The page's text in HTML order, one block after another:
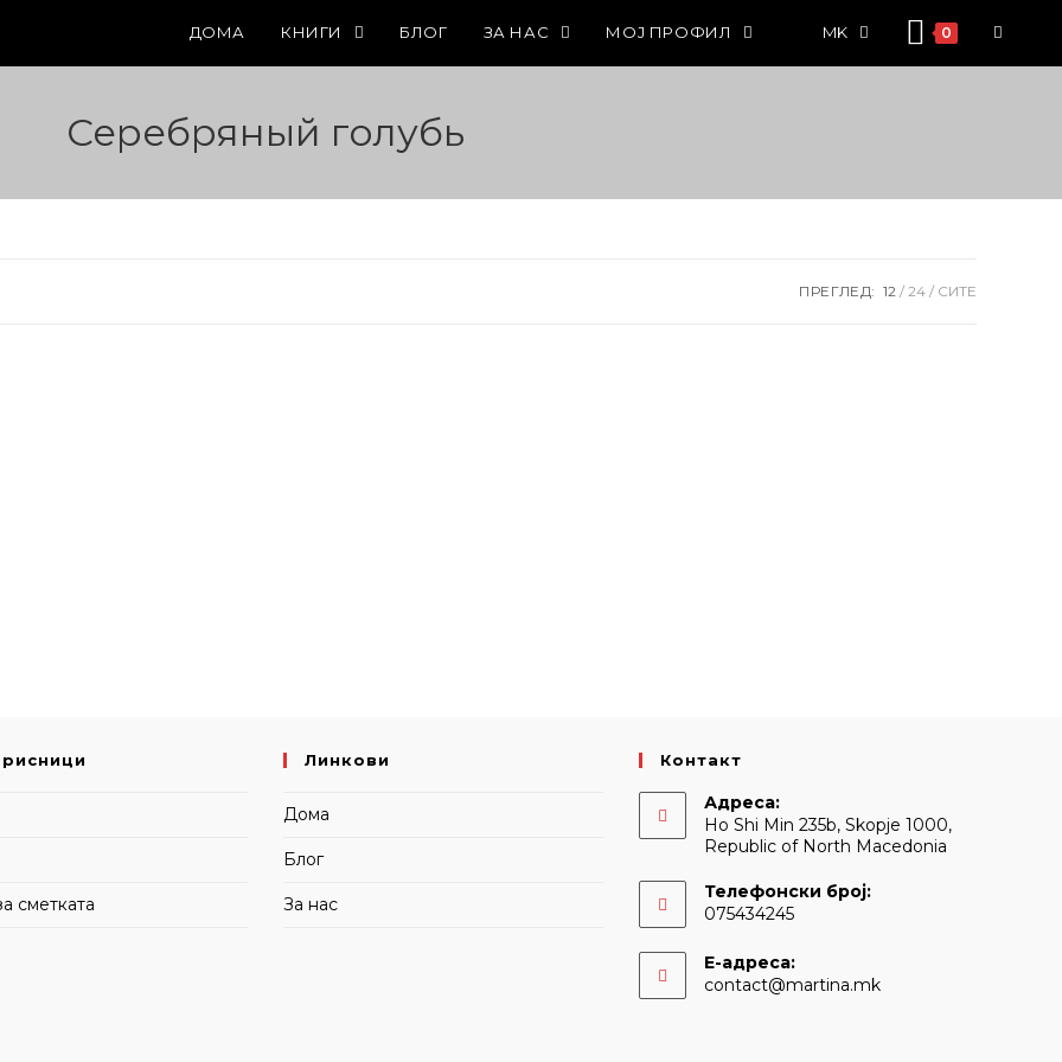
ДОМА КНИГИ БЛОГ ЗА НАС МОЈ ПРОФИЛ MK 0
Серебряный голубь
ПРЕГЛЕД: 12 24 СИТЕ
сметката
Линкови
Дома
Блог
За нас
Контакт
Адреса:
Ho Shi Min 235b, Skopje 1000,
Republic of North Macedonia
Телефонски број:
075434245
Е-адреса:
contact@martina.mkOpens